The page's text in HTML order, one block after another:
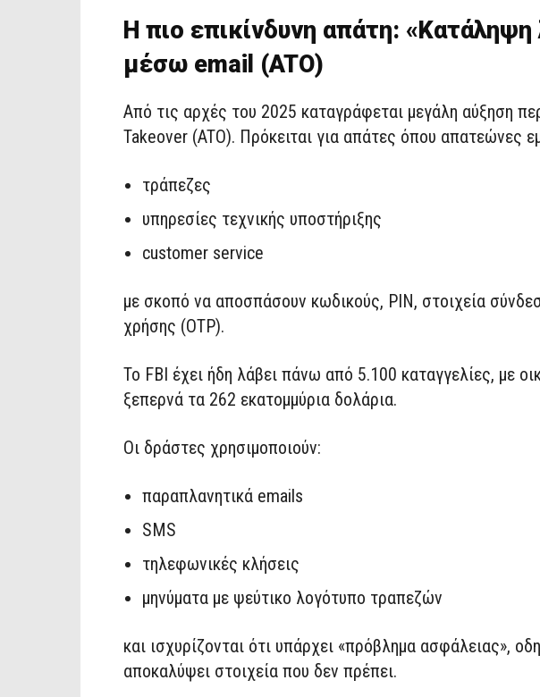
Η πιο επικίνδυνη απάτη:
μέσω email (ATO)
Από τις αρχές του 2025 καταγράφεται μεγάλη αύξηση
Takeover (ATO). Πρόκειται για απάτες όπου απατεώνες
τράπεζες
υπηρεσίες τεχνικής υποστήριξης
customer service
με σκοπό να αποσπάσουν κωδικούς, PIN, στοιχεία
χρήσης (OTP).
Το FBI έχει ήδη λάβει πάνω από 5.100 καταγγελίες, με
ξεπερνά τα 262 εκατομμύρια δολάρια.
Οι δράστες χρησιμοποιούν:
παραπλανητικά emails
SMS
τηλεφωνικές κλήσεις
μηνύματα με ψεύτικο λογότυπο τραπεζών
και ισχυρίζονται ότι υπάρχει «πρόβλημα ασφάλειας»,
αποκαλύψει στοιχεία που δεν πρέπει.